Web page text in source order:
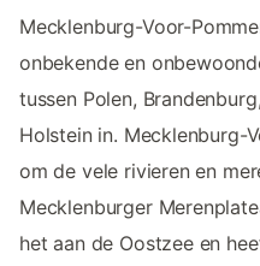
Mecklenburg-Voor-
onbekende en
tussen Polen, Brandenburg,
Holstein in. Mecklenburg-
om de vele rivieren en
Mecklenburger
het aan de Oostzee en